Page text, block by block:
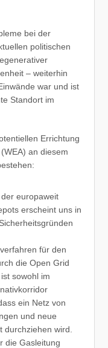
bei der
politischen
– weiterhin
war und ist
Standort im
Errichtung
an diesem
europaweit
erscheint uns in
für den
die Open Grid
sowohl im
ein Netz von
und neue
durchziehen wird.
die Gasleitung